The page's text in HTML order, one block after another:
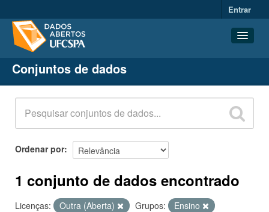
Entrar
Conjuntos de dados
Organizações
Grupos
Sobre
Conjuntos de dados
Ordenar por
1 conjunto de dados encontrado
Licenças: Outra (Aberta) Grupos:
Ensino